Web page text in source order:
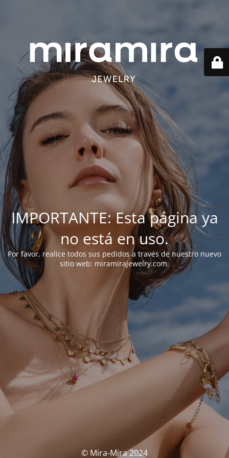
IMPORTANTE: Esta página ya
no está en uso.
Por favor, realice todos sus pedidos a través de nuestro nuevo
sitio web: miramirajewelry.com.
© Mira-Mira 2024